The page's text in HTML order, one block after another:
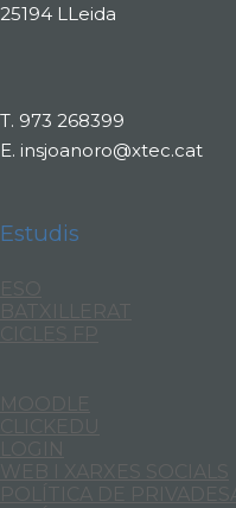
25194 LLeida
T. 973 268399
E. insjoanoro@xtec.cat
Estudis
BATXILLERAT
WEB I XARXES SOCIALS